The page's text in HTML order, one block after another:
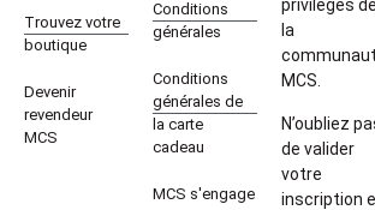
Trouvez votre
boutique
Devenir
revendeur
MCS
Conditions
générales
Conditions
générales de
la carte
cadeau
MCS s'engage
privilèges de
la
MCS.
N’oubliez
de valider
votre
inscription